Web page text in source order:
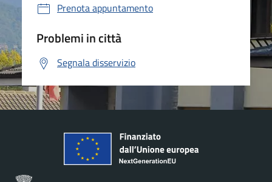
Prenota appuntamento
Problemi in città
Segnala disservizio